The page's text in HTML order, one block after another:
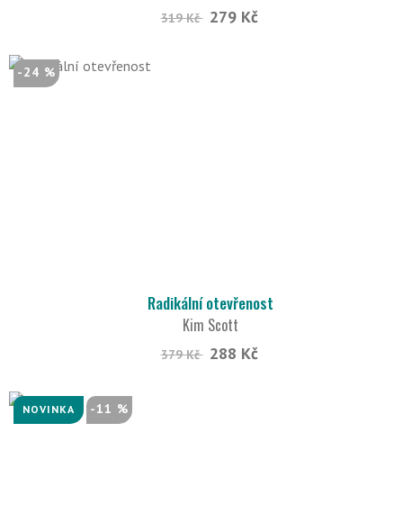
319 Kč 279 Kč
-24 %
Radikální otevřenost
Kim Scott
379 Kč 288 Kč
NOVINKA -11 %